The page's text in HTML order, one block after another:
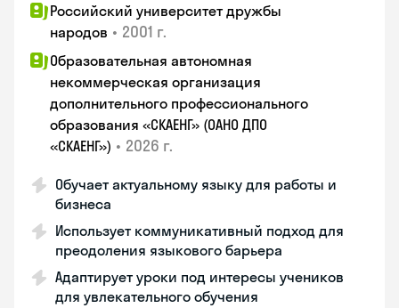
Российский университет дружбы
народов • 2001 г.
Образовательная автономная
некоммерческая организация
дополнительного профессионального
образования «СКАЕНГ» (ОАНО ДПО
«СКАЕНГ») • 2026 г.
Обучает актуальному языку для работы и
бизнеса
Использует коммуникативный подход для
преодоления языкового барьера
Адаптирует уроки под интересы учеников
для увлекательного обучения